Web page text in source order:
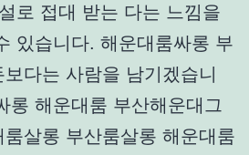
로 접대 받는 다는 느낌을
있습니다. 해운대룸싸롱 부
다는 사람을 남기겠습니
롱 해운대룸 부산해운대그
살롱 부산룸살롱 해운대룸